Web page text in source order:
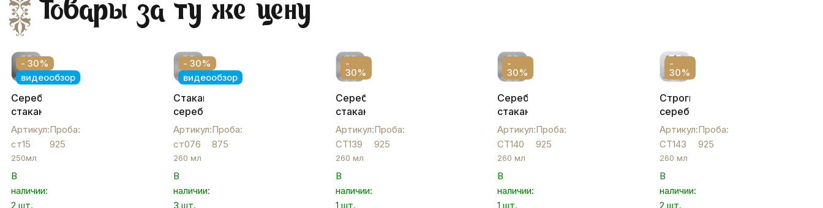
Товары за ту же цену
- 30%
видеообзор
Серебряный
стакан
«Волна»,
ст15
Артикул:
ст15
Проба:
925
250мл
В
наличии:
2 шт.
- 30%
видеообзор
Стакан
серебряный
«Аркан»,
ст076
Артикул:
ст076
Проба:
875
260 мл
В
наличии:
3 шт.
-
30%
Серебряный
стакан
"Роза",
СТ139
Артикул:
СТ139
Проба:
925
260 мл
В
наличии:
1 шт.
-
30%
Серебряный
стакан
"Штиль",
СТ140
Артикул:
СТ140
Проба:
925
260 мл
В
наличии:
1 шт.
-
30%
Строгий
серебряный
стакан
с
растительным
орнаментом,
СТ143
Артикул:
СТ143
Проба:
925
260 мл
В
наличии:
2 шт.